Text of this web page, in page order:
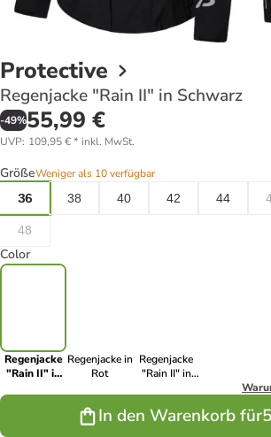
Protective
Regenjacke "Rain II" in Schwarz
-49%55,99 €
UVP: 109,95 €* inkl. MwSt.
GrößeWeniger als 10 verfügbar
36
38 40 42 44
48
Color
Regenjacke
"Rain II" in
Regenjacke in
Rot
Regenjacke
"Rain II" in
In den Warenkorb für